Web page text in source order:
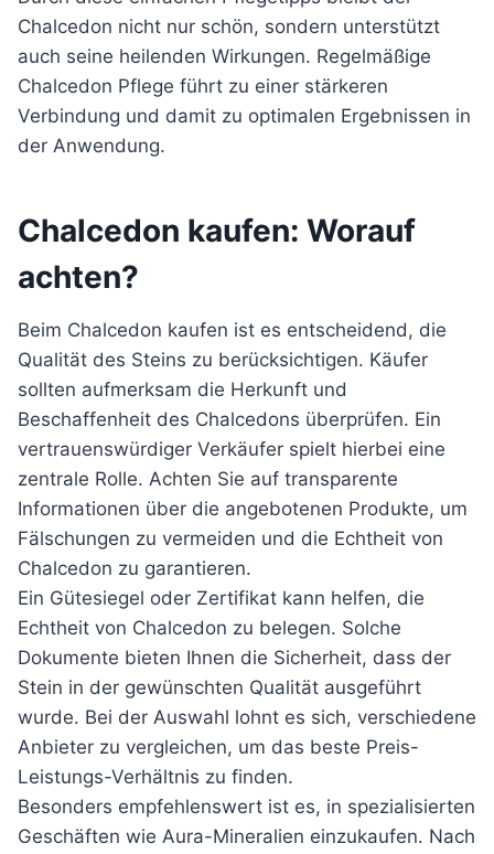
Chalcedon nicht nur schön, sondern unterstützt
auch seine heilenden Wirkungen. Regelmäßige
Chalcedon Pflege führt zu einer stärkeren
Verbindung und damit zu optimalen Ergebnissen in
der Anwendung.
Chalcedon kaufen: Worauf
achten?
Beim Chalcedon kaufen ist es entscheidend, die
Qualität des Steins zu berücksichtigen. Käufer
sollten aufmerksam die Herkunft und
Beschaffenheit des Chalcedons überprüfen. Ein
vertrauenswürdiger Verkäufer spielt hierbei eine
zentrale Rolle. Achten Sie auf transparente
Informationen über die angebotenen Produkte, um
Fälschungen zu vermeiden und die Echtheit von
Chalcedon zu garantieren.
Ein Gütesiegel oder Zertifikat kann helfen, die
Echtheit von Chalcedon zu belegen. Solche
Dokumente bieten Ihnen die Sicherheit, dass der
Stein in der gewünschten Qualität ausgeführt
wurde. Bei der Auswahl lohnt es sich, verschiedene
Anbieter zu vergleichen, um das beste Preis-
Leistungs-Verhältnis zu finden.
Besonders empfehlenswert ist es, in spezialisierten
Geschäften wie Aura-Mineralien einzukaufen. Nach